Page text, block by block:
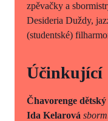
zpěvačky a
Desideria Duždy,
(studentské)
Účinkující
Čhavorenge
Ida Kelarová